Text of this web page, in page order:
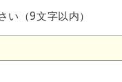
い（9文字以内）